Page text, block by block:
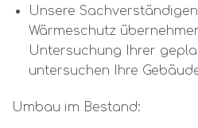
Unsere
Wärmeschutz
Untersuchung Ihrer
untersuchen Ihre
Umbau im Bestand: